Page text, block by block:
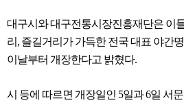
대구시와 대구전통시장진흥재단은 이
리, 즐길거리가 가득한 전국 대표 야간
이날부터 개장한다고 밝혔다.
시 등에 따르면 개장일인 5일과 6일 서